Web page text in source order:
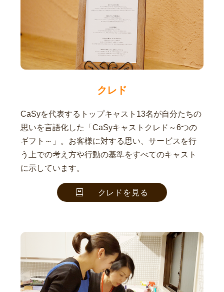
クレド
CaSyを代表するトップキャスト13名が自分たちの
思いを言語化した「CaSyキャストクレド～6つの
ギフト～」。お客様に対する思い、サービスを行
う上での考え方や行動の基準をすべてのキャスト
に示しています。
クレドを見る